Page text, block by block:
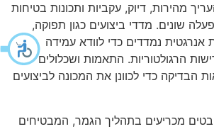
מהירות, דיוק, עקביות ותכונות בטיחות
שונים. מדדי ביצועים כגון תפוקה,
אנרגטית נמדדים כדי לוודא עמידה
הרגולטוריות. התאמות ושכלולים
הבדיקה כדי לכוונן את המכונה לביצועים
מכריעים בתהליך הגמר, המבטיחים